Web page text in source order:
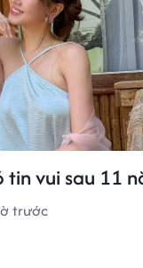
tin vui sau 11
trước